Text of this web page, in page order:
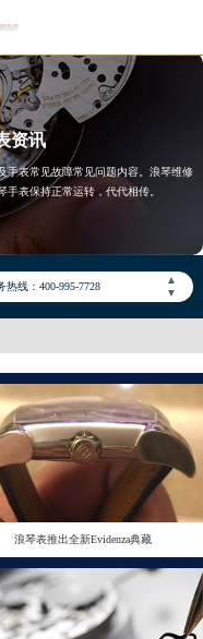
资讯
手表常见故障常见问题内容。浪琴维修
表保持正常运转，代代相传。
▲
▼
升级公告
址：
天津市和平区赤峰道136号天津国际金融中心写字楼26层2603室（需提前预约）
天津市和平区赤峰道136号天津国际金融中心26层2603室浪琴售后服务中心（需提前预约）
浪琴表推出全新Evidenza典藏